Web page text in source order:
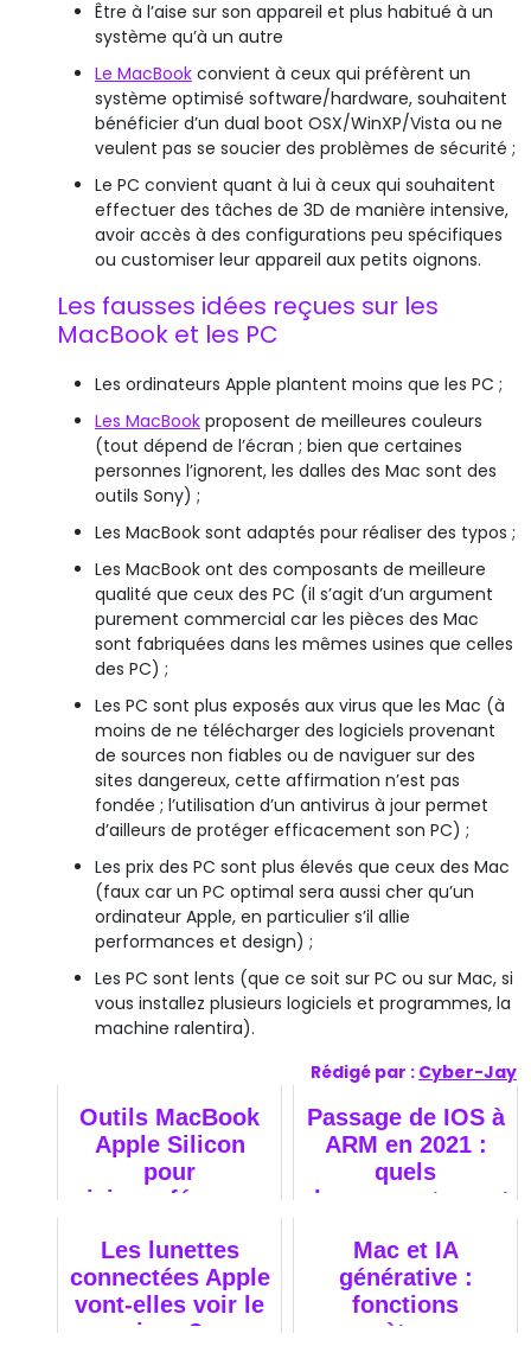
Être à l’aise sur son appareil et plus habitué à un
système qu’à un autre
Le MacBook convient à ceux qui préfèrent un
système optimisé software/hardware, souhaitent
bénéficier d’un dual boot OSX/WinXP/Vista ou ne
veulent pas se soucier des problèmes de sécurité ;
Le PC convient quant à lui à ceux qui souhaitent
effectuer des tâches de 3D de manière intensive,
avoir accès à des configurations peu spécifiques
ou customiser leur appareil aux petits oignons.
Les fausses idées reçues sur les
MacBook et les PC
Les ordinateurs Apple plantent moins que les PC ;
Les MacBook proposent de meilleures couleurs
(tout dépend de l’écran ; bien que certaines
personnes l’ignorent, les dalles des Mac sont des
outils Sony) ;
Les MacBook sont adaptés pour réaliser des typos ;
Les MacBook ont des composants de meilleure
qualité que ceux des PC (il s’agit d’un argument
purement commercial car les pièces des Mac
sont fabriquées dans les mêmes usines que celles
des PC) ;
Les PC sont plus exposés aux virus que les Mac (à
moins de ne télécharger des logiciels provenant
de sources non fiables ou de naviguer sur des
sites dangereux, cette affirmation n’est pas
fondée ; l’utilisation d’un antivirus à jour permet
d’ailleurs de protéger efficacement son PC) ;
Les prix des PC sont plus élevés que ceux des Mac
(faux car un PC optimal sera aussi cher qu’un
ordinateur Apple, en particulier s’il allie
performances et design) ;
Les PC sont lents (que ce soit sur PC ou sur Mac, si
vous installez plusieurs logiciels et programmes, la
machine ralentira).
Rédigé par : Cyber-Jay
Outils MacBook
Apple Silicon
pour
visioconférences
Passage de IOS à
ARM en 2021 :
quels
changements sont
Les lunettes
connectées Apple
vont-elles voir le
jour ?
Mac et IA
générative :
fonctions
concrètes pour